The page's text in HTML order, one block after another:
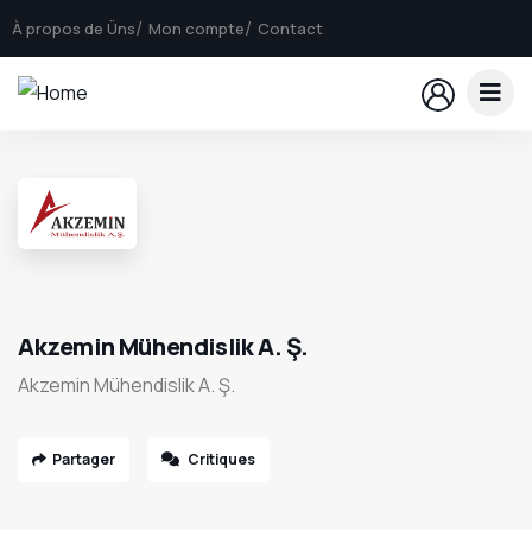
À propos de Üns Mon compte Contact
Akzemin Mühendislik A. Ş.
Akzemin Mühendislik A. Ş.
Partager Critiques